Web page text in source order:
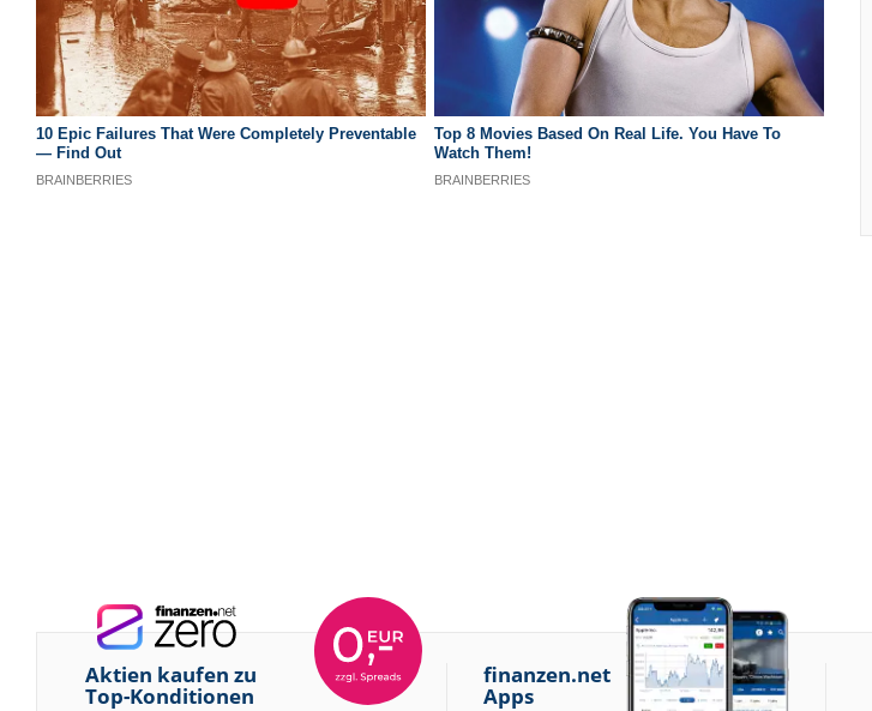
Aktien kaufen zu
Top-Konditionen
finanzen.net
Apps